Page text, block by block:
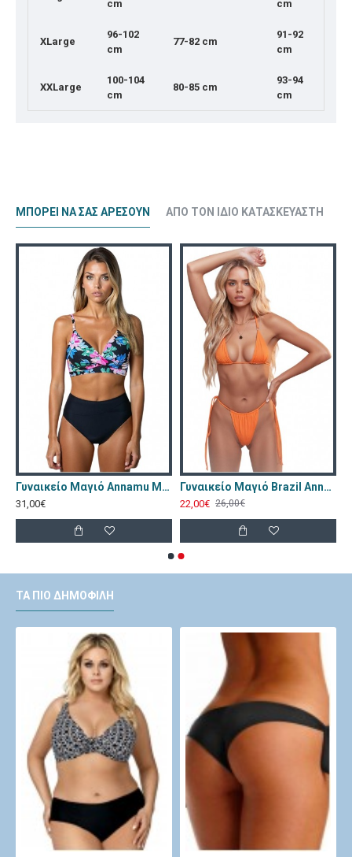
cm cm
XLarge
96-102
cm
77-82 cm
91-92
cm
XXLarge
100-104
cm
80-85 cm
93-94
cm
ΜΠΟΡΕΊ ΝΑ ΣΑΣ ΑΡΈΣΟΥΝ ΑΠΌ ΤΟΝ ΊΔΙΟ ΚΑΤΑΣΚΕΥΑΣΤΉ
Γυναικείο Μαγιό Annamu Μαύρο Φλοράλ A-1084
31,00€
Γυναικείο Μαγιό Brazil Annamu Πορτοκαλί A-1053
22,00€ 26,00€
ΤΑ ΠΙΟ ΔΗΜΟΦΙΛΉ